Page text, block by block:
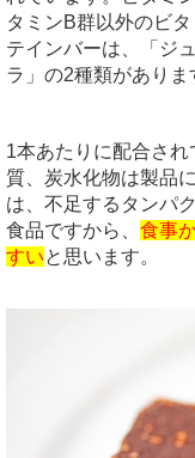
タミンB群以外のビ
テインバーは、「ジ
ラ」の2種類がありま
1本あたりに配合さ
質、炭水化物は製品
は、不足するタンパ
食品ですから、 食事
すいと思います。